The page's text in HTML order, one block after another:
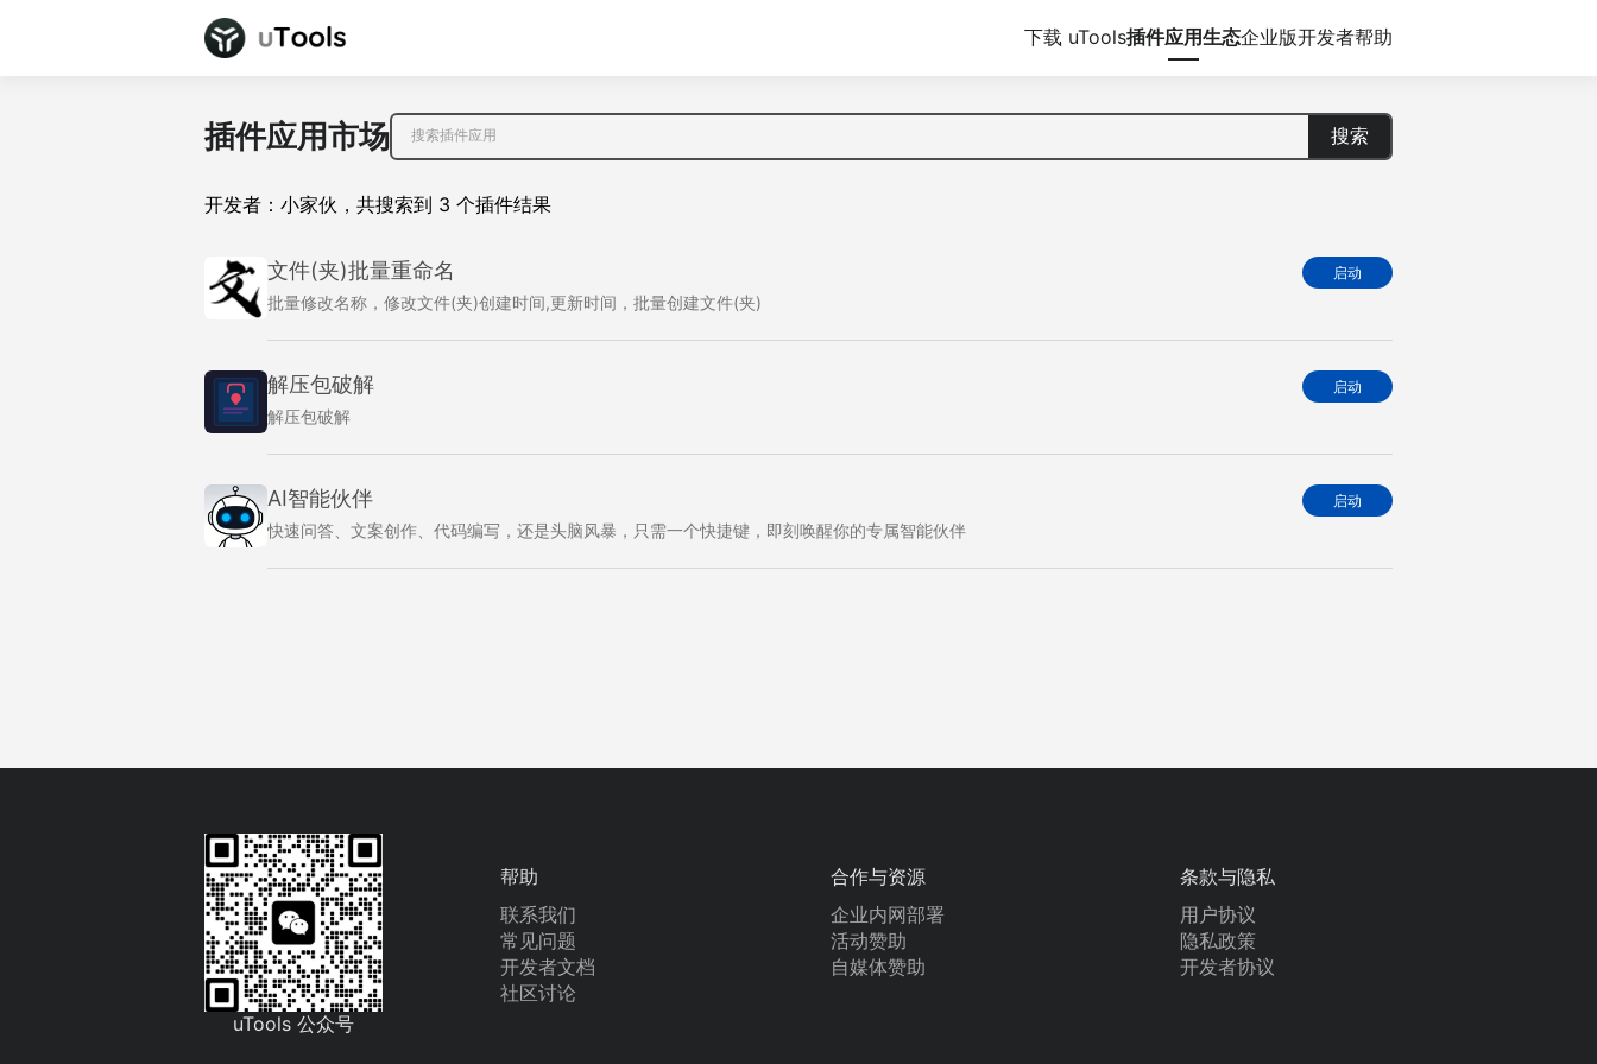
下载 uTools插件应用生态企业版开发者帮助
插件应用市场 搜索
开发者： 小家伙 ， 共搜索到 3 个插件结果
文件(夹)批量重命名
批量修改名称，修改文件(夹)创建时间,更新时间，批量创建文件(夹)
启动
解压包破解
解压包破解
启动
AI智能伙伴
快速问答、文案创作、代码编写，还是头脑风暴，只需一个快捷键，即刻唤醒你的专属智能伙伴
启动
uTools 公众号
帮助
联系我们
常见问题
开发者文档
社区讨论
合作与资源
企业内网部署
活动赞助
自媒体赞助
条款与隐私
用户协议
隐私政策
开发者协议